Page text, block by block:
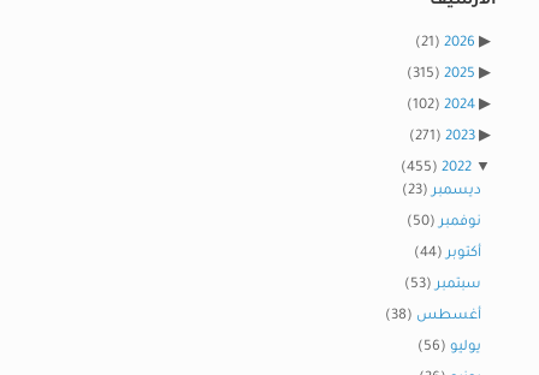
2026
(21)
2025
(315)
2024
(102)
2023
(271)
2022
(455)
ديسمبر(23)
نوفمبر(50)
أكتوبر(44)
سبتمبر(53)
أغسطس (38)
يوليو (56)